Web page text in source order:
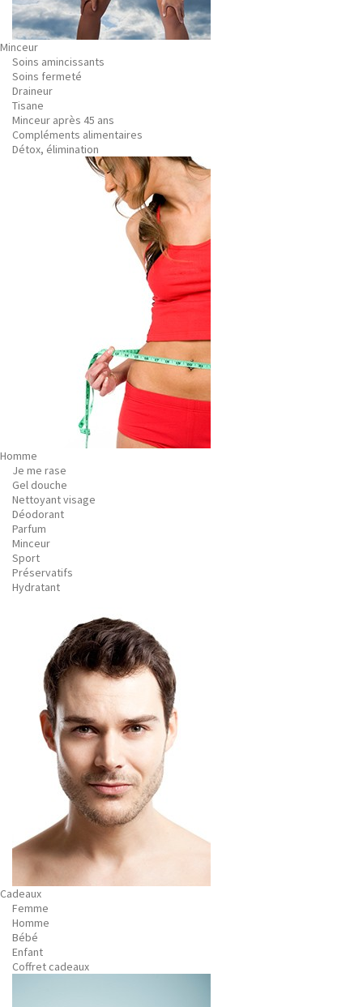
Minceur
Soins amincissants
Soins fermeté
Draineur
Tisane
Minceur après 45 ans
Compléments alimentaires
Détox, élimination
Homme
Je me rase
Gel douche
Nettoyant visage
Déodorant
Parfum
Minceur
Sport
Préservatifs
Hydratant
Cadeaux
Femme
Homme
Bébé
Enfant
Coffret cadeaux